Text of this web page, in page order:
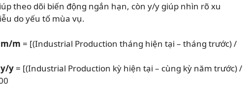
theo dõi biến động ngắn hạn, còn y/y giúp nhìn rõ xu
do yếu tố mùa vụ.
m = [(Industrial Production tháng hiện tại – tháng trước) /
y = [(Industrial Production kỳ hiện tại – cùng kỳ năm trước) /